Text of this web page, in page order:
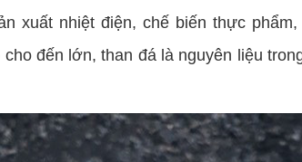
xuất nhiệt điện, chế biến thực
đến lớn, than đá là nguyên liệu